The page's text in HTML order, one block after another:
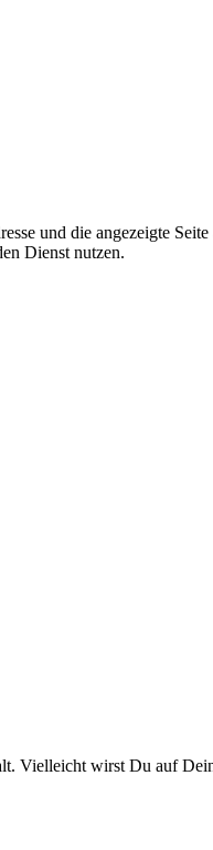
und die angezeigte
Dienst nutzen.
Vielleicht wirst Du auf